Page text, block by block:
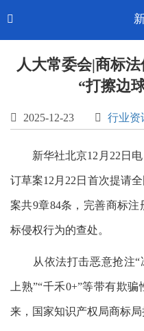
CN-中

人大常委会|商标
“打擦边
 2025-12-23  行业资
新华社北京12月22日
订草案12月22日首次提请
案共9章84条，完善商标
标侵权行为的查处。
从依法打击恶意抢注“
上熟”“千禾0+”等带有欺
来，国家知识产权局商标局